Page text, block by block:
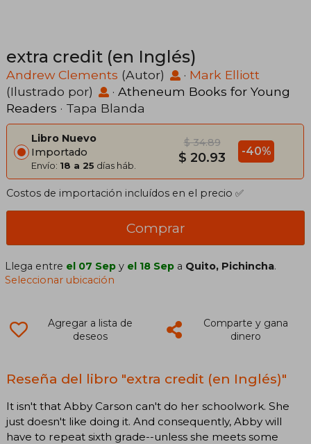
extra credit (en Inglés)
Andrew Clements (Autor) · Mark Elliott
(Ilustrado por)
· Atheneum Books for Young
Readers · Tapa Blanda
Libro Nuevo
Importado
Envío: 18 a 25 días háb.
$ 34.89
$ 20.93 -40%
Costos de importación incluídos en el precio ✅
Comprar
Llega entre el 07 Sep y el 18 Sep a Quito, Pichincha.
Seleccionar ubicación
Agregar a lista de
deseos
Comparte y gana
dinero
Reseña del libro "extra credit (en Inglés)"
It isn't that Abby Carson can't do her schoolwork. She
just doesn't like doing it. And consequently, Abby will
have to repeat sixth grade--unless she meets some